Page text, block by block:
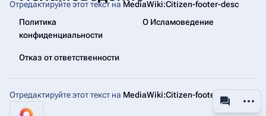
Отредактируйте этот текст на MediaWiki:Citizen-footer-desc
Политика
конфиденциальности
О Исламоведение
Отказ от ответственности
Отредактируйте этот текст на MediaWiki:Citizen-footer-tagline